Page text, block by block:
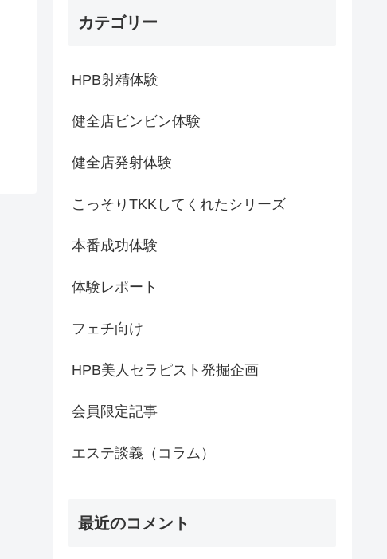
カテゴリー
HPB射精体験
健全店ビンビン体験
健全店発射体験
こっそりTKKしてくれたシリーズ
本番成功体験
体験レポート
フェチ向け
HPB美人セラピスト発掘企画
会員限定記事
エステ談義（コラム）
最近のコメント